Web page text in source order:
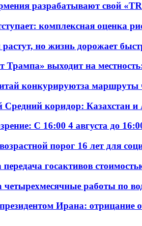
разрабатывают свой
комплексная оценка
но жизнь дорожает
Трампа» выходит на
конкурируютза маршруты
коридор: Казахстан и
С 16:00 4 августа до
порог 16 лет для
госактивов
четырехмесячные работы по
Ирана: отрицание